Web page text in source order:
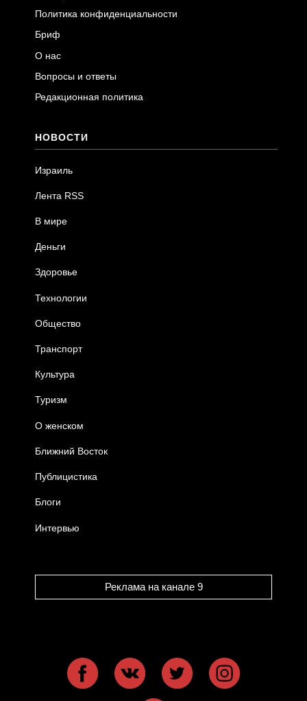
Политика конфиденциальности
Бриф
О нас
Вопросы и ответы
Редакционная политика
НОВОСТИ
Израиль
Лента RSS
В мире
Деньги
Здоровье
Технологии
Общество
Транспорт
Культура
Туризм
О женском
Ближний Восток
Публицистика
Блоги
Интервью
Реклама на канале 9